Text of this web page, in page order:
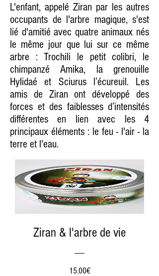
L'enfant, appelé Ziran par les autres
occupants de l'arbre magique, s'est
lié d'amitié avec quatre animaux nés
le même jour que lui sur ce même
arbre : Trochili le petit colibri, le
chimpanzé Amika, la grenouille
Hylidaé et Sciurus l’écureuil. Les
amis de Ziran ont développé des
forces et des faiblesses d’intensités
différentes en lien avec les 4
principaux éléments : le feu - l'air - la
terre et l'eau.
Ziran & l'arbre de vie
15.00€Prix